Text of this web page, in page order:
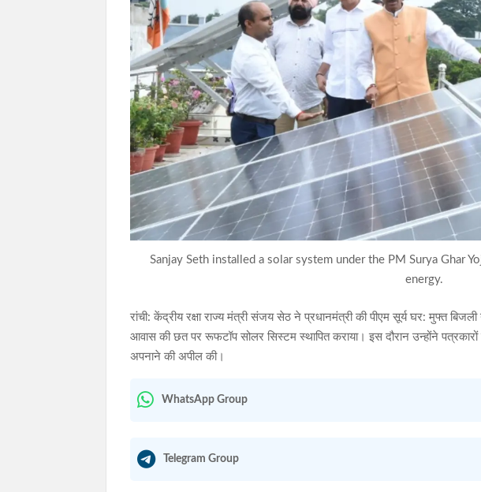
Sanjay Seth installed a solar system under the PM Surya Ghar
energy.
रांची: केंद्रीय रक्षा राज्य मंत्री संजय सेठ ने प्रधानमंत्री की पीएम सूर्य घर: मुफ्त
आवास की छत पर रूफटॉप सोलर सिस्टम स्थापित कराया। इस दौरान उन्होंने
अपनाने की अपील की।
WhatsApp Group
Telegram Group